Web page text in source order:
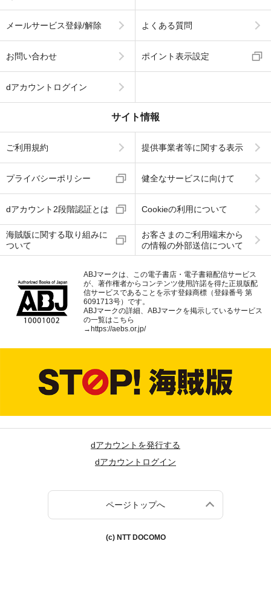
メールサービス登録/解除 よくある質問
お問い合わせ ポイント表示設定
dアカウントログイン
サイト情報
ご利用規約 提供事業者等に関する表示
プライバシーポリシー 健全なサービスに向けて
dアカウント2段階認証とは Cookieの利用について
海賊版に関する取り組みに
ついて
お客さまのご利用端末から
の情報の外部送信について
ABJマークは、この電子書店・電子書籍配信サービス
が、著作権者からコンテンツ使用許諾を得た正規版配
信サービスであることを示す登録商標（登録番号 第
6091713号）です。
ABJマークの詳細、ABJマークを掲示しているサービス
の一覧はこちら
→https://aebs.or.jp/
dアカウントを発行する
dアカウントログイン
ページトップへ
(c) NTT DOCOMO